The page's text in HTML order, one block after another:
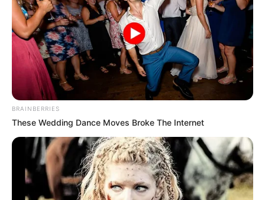
BRAINBERRIES
These Wedding Dance Moves Broke The Internet